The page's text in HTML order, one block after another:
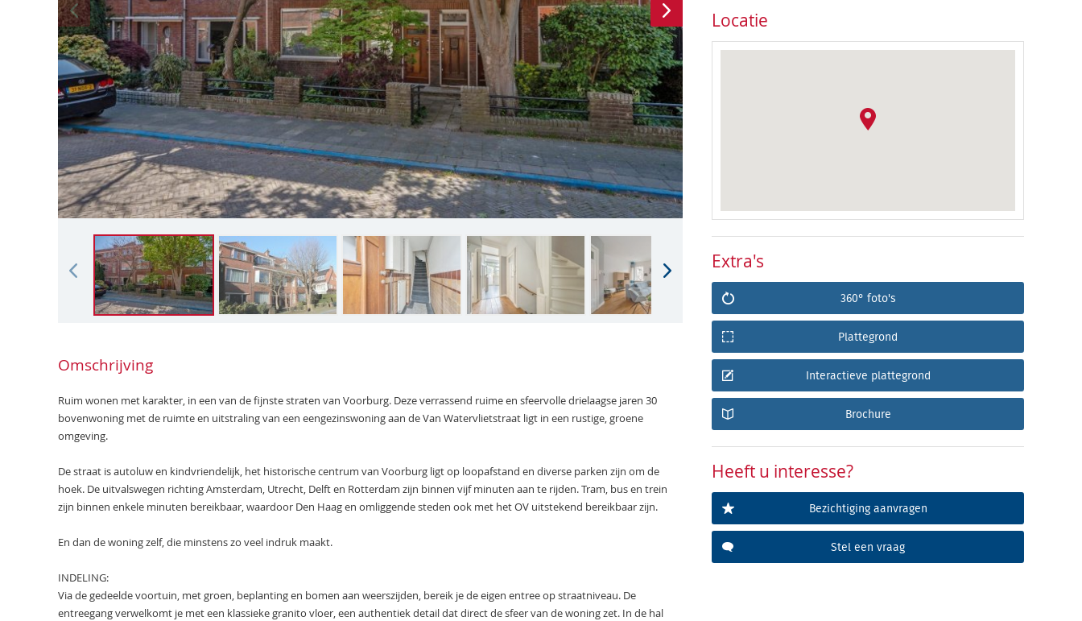
Locatie
Extra's
360° foto's
Plattegrond
Interactieve plattegrond
Brochure
Heeft u interesse?
Bezichtiging aanvragen
Stel een vraag
Omschrijving
Ruim wonen met karakter, in een van de fijnste straten van Voorburg. Deze verrassend ruime en sfeervolle drielaagse jaren 30
bovenwoning met de ruimte en uitstraling van een eengezinswoning aan de Van Watervlietstraat ligt in een rustige, groene
omgeving.
De straat is autoluw en kindvriendelijk, het historische centrum van Voorburg ligt op loopafstand en diverse parken zijn om de
hoek. De uitvalswegen richting Amsterdam, Utrecht, Delft en Rotterdam zijn binnen vijf minuten aan te rijden. Tram, bus en trein
zijn binnen enkele minuten bereikbaar, waardoor Den Haag en omliggende steden ook met het OV uitstekend bereikbaar zijn.
En dan de woning zelf, die minstens zo veel indruk maakt.
INDELING:
Via de gedeelde voortuin, met groen, beplanting en bomen aan weerszijden, bereik je de eigen entree op straatniveau. De
entreegang verwelkomt je met een klassieke granito vloer, een authentiek detail dat direct de sfeer van de woning zet. In de hal